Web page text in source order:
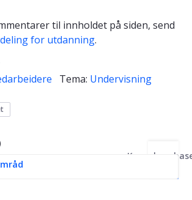
til innholdet på siden, send
for utdanning.
Tema: Undervisning